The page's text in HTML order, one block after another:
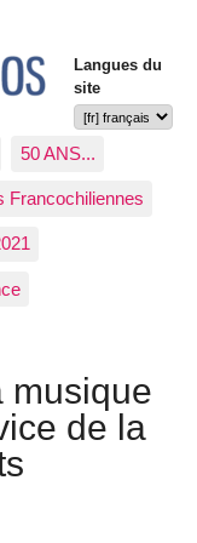
Langues du
site
50 ANS...
Francochiliennes
musique
de la